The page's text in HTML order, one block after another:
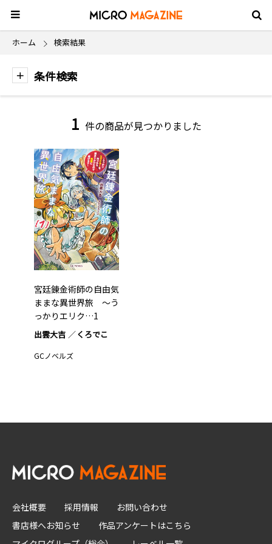
ホーム 検索結果
条件検索
1 件の商品が見つかりました
宮廷錬金術師の自由気
ままな異世界旅 ～う
っかりエリク…1
出雲大吉 くろでこ
GCノベルズ
会社概要 採用情報
お問い合わせ
書店様へお知らせ
作品アンケートはこちら